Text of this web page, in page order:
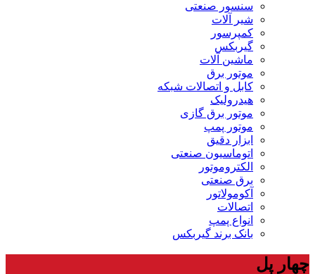
سنسور صنعتی
شیر آلات
کمپرسور
گیربکس
ماشین آلات
موتور برق
کابل و اتصالات شبکه
هیدرولیک
موتور برق گازی
موتور پمپ
ابزار دقیق
اتوماسیون صنعتی
الکتروموتور
برق صنعتی
آکومولاتور
اتصالات
انواع پمپ
بانک برند گیربکس
چهار پل